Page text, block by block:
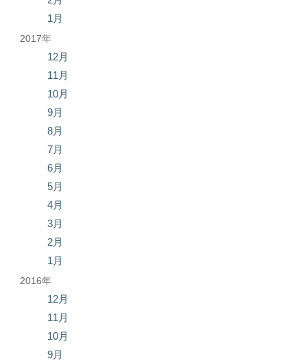
1月
2017年
12月
11月
10月
9月
8月
7月
6月
5月
4月
3月
2月
1月
2016年
12月
11月
10月
9月